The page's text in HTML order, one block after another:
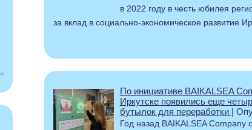
в 2022 году в честь юбилея
за вклад в социально-экономическое развитие
По инициативе BAIKALSEA
Иркутске появились еще
бутылок для переработки |
Год назад BAIKALSEA Company